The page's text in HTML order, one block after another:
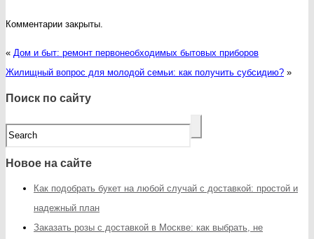
Комментарии закрыты.
« Дом и быт: ремонт первонеобходимых бытовых приборов
Жилищный вопрос для молодой семьи: как получить субсидию? »
Поиск по сайту
Новое на сайте
Как подобрать букет на любой случай с доставкой: простой и
надежный план
Заказать розы с доставкой в Москве: как выбрать, не